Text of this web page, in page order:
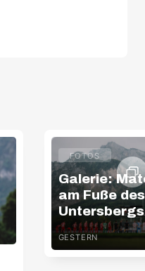
FOTOS
Galerie:
am Fuße des
Untersbergs
GESTERN